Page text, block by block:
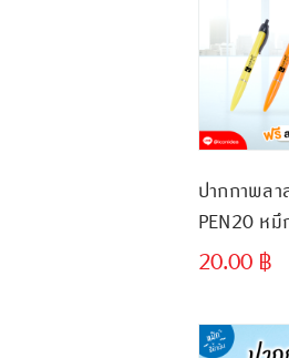
ปากกาพล
PEN20 หมึ
0.5mm.
20.00 ฿